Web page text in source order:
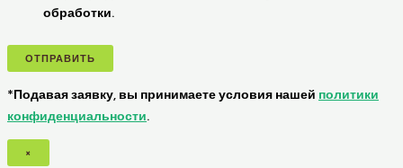
обработки.
ОТПРАВИТЬ
*Подавая заявку, вы принимаете условия нашей политики
конфиденциальности.
×